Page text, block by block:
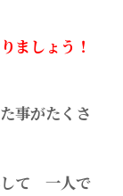
ましょう！
事がたくさ
して 一人で